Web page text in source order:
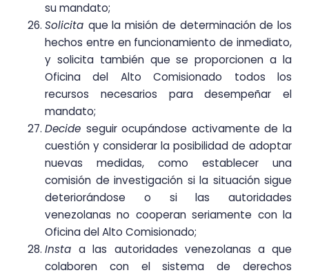
su mandato;
Solicita que la misión de determinación de los
hechos entre en funcionamiento de inmediato,
y solicita también que se proporcionen a la
Oficina del Alto Comisionado todos los
recursos necesarios para desempeñar el
mandato;
Decide seguir ocupándose activamente de la
cuestión y considerar la posibilidad de adoptar
nuevas medidas, como establecer una
comisión de investigación si la situación sigue
deteriorándose o si las autoridades
venezolanas no cooperan seriamente con la
Oficina del Alto Comisionado;
Instaa las autoridades venezolanas a que
colaboren con el sistema de derechos